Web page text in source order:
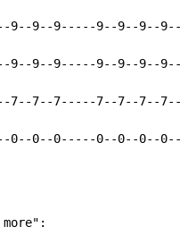
9--9--9-----9--9--9--
9--9--9-----9--9--9--
7--7--7-----7--7--7--
0--0--0-----0--0--0--